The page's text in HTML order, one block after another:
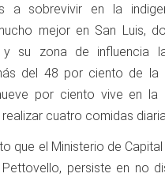
a sobrevivir en la
mejor en San Luis,
y su zona de influencia
del 48 por ciento de la
por ciento vive en la
cuatro comidas
que el Ministerio de
persiste en no